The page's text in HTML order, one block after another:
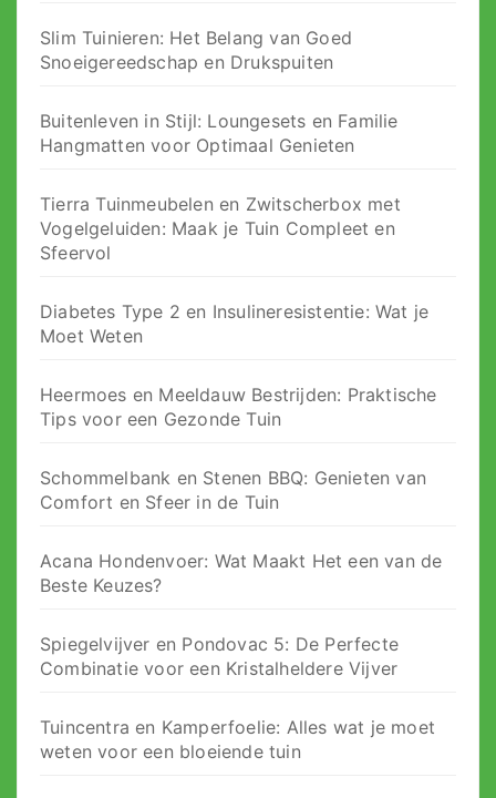
Slim Tuinieren: Het Belang van Goed
Snoeigereedschap en Drukspuiten
Buitenleven in Stijl: Loungesets en Familie
Hangmatten voor Optimaal Genieten
Tierra Tuinmeubelen en Zwitscherbox met
Vogelgeluiden: Maak je Tuin Compleet en
Sfeervol
Diabetes Type 2 en Insulineresistentie: Wat je
Moet Weten
Heermoes en Meeldauw Bestrijden: Praktische
Tips voor een Gezonde Tuin
Schommelbank en Stenen BBQ: Genieten van
Comfort en Sfeer in de Tuin
Acana Hondenvoer: Wat Maakt Het een van de
Beste Keuzes?
Spiegelvijver en Pondovac 5: De Perfecte
Combinatie voor een Kristalheldere Vijver
Tuincentra en Kamperfoelie: Alles wat je moet
weten voor een bloeiende tuin